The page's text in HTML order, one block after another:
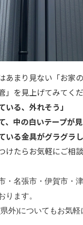
あまり見ない「お家
」を見上げてみてくだ
いる、外れそう」
、中の白いテープが見
いる金具がグラグラし
けたらお気軽にご相談
・名張市・伊賀市・
ります。
外)についてもお気軽